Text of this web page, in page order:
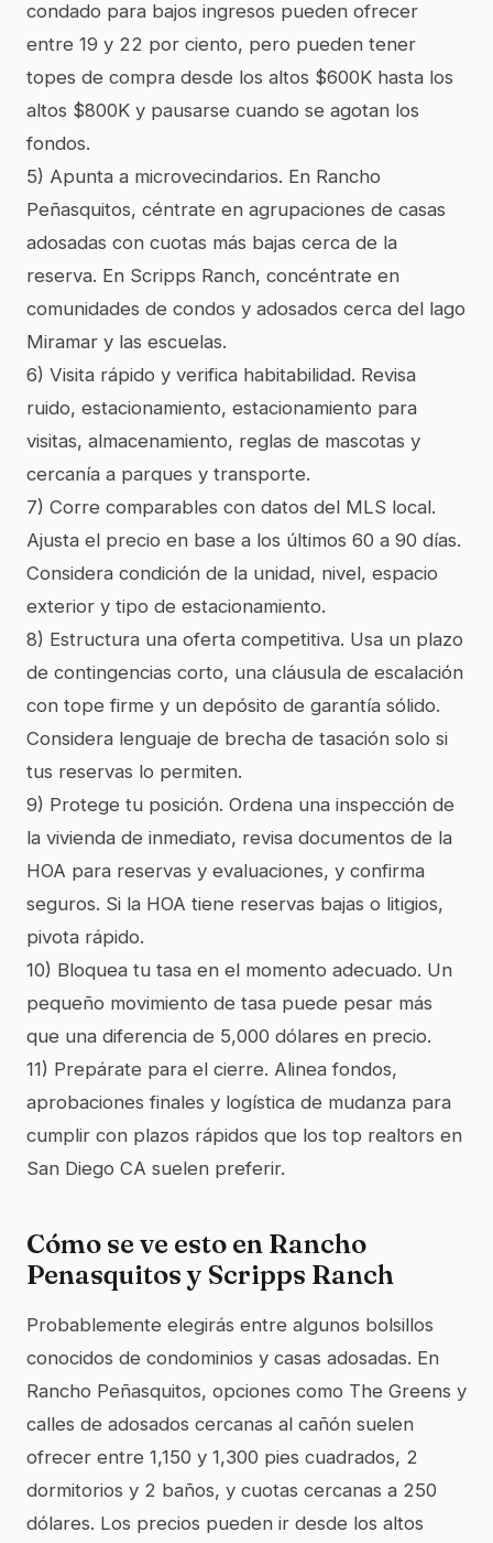
condado para bajos ingresos pueden ofrecer
entre 19 y 22 por ciento, pero pueden tener
topes de compra desde los altos $600K hasta los
altos $800K y pausarse cuando se agotan los
fondos.
5) Apunta a microvecindarios. En Rancho
Peñasquitos, céntrate en agrupaciones de casas
adosadas con cuotas más bajas cerca de la
reserva. En Scripps Ranch, concéntrate en
comunidades de condos y adosados cerca del lago
Miramar y las escuelas.
6) Visita rápido y verifica habitabilidad. Revisa
ruido, estacionamiento, estacionamiento para
visitas, almacenamiento, reglas de mascotas y
cercanía a parques y transporte.
7) Corre comparables con datos del MLS local.
Ajusta el precio en base a los últimos 60 a 90 días.
Considera condición de la unidad, nivel, espacio
exterior y tipo de estacionamiento.
8) Estructura una oferta competitiva. Usa un plazo
de contingencias corto, una cláusula de escalación
con tope firme y un depósito de garantía sólido.
Considera lenguaje de brecha de tasación solo si
tus reservas lo permiten.
9) Protege tu posición. Ordena una inspección de
la vivienda de inmediato, revisa documentos de la
HOA para reservas y evaluaciones, y confirma
seguros. Si la HOA tiene reservas bajas o litigios,
pivota rápido.
10) Bloquea tu tasa en el momento adecuado. Un
pequeño movimiento de tasa puede pesar más
que una diferencia de 5,000 dólares en precio.
11) Prepárate para el cierre. Alinea fondos,
aprobaciones finales y logística de mudanza para
cumplir con plazos rápidos que los top realtors en
San Diego CA suelen preferir.
Cómo se ve esto en Rancho
Penasquitos y Scripps Ranch
Probablemente elegirás entre algunos bolsillos
conocidos de condominios y casas adosadas. En
Rancho Peñasquitos, opciones como The Greens y
calles de adosados cercanas al cañón suelen
ofrecer entre 1,150 y 1,300 pies cuadrados, 2
dormitorios y 2 baños, y cuotas cercanas a 250
dólares. Los precios pueden ir desde los altos